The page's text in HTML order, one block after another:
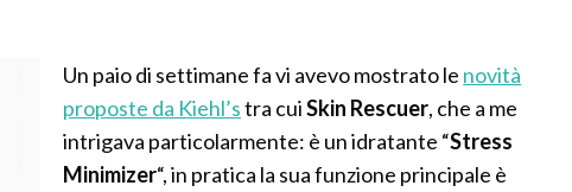
Un paio di settimane fa vi avevo mostrato le novità
proposte da Kiehl’stra cuiSkin Rescuer, che a me
intrigava particolarmente: è un idratante “Stress
Minimizer“, in pratica la sua funzione principale è